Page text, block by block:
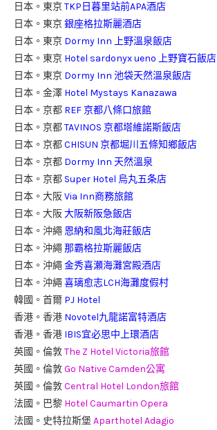
日本。東京TKP日暮里站前APA酒店
日本。東京銀座格拉斯麗酒店
日本。東京 Dormy Inn 上野溫泉飯店
日本。東京 Hotel sardonyx ueno 上野寶石飯店
日本。東京 Dormy Inn 池袋天然溫泉飯店
日本。金澤 Hotel Mystays Kanazawa
日本。京都 REF 京都八條口旅館
日本。京都TAVINOS 京都塔維諾斯飯店
日本。京都CHISUN 京都堀川五條知鄉飯店
日本。京都 Dormy Inn 天然溫泉
日本。京都 Super Hotel 烏丸五条店
日本。大阪Via Inn商務旅館
日本。大阪大阪新阪急飯店
日本。沖繩 恩納和風北海莊飯店
日本。沖繩那霸格拉斯麗飯店
日本。沖繩金秀喜瀬海灘宮殿酒店
日本。沖繩喜璃愈志LCH海灘度假村
韓國。首爾 PJ Hotel
香港。香港 Novotel九龍諾富特酒店
香港。香港 IBIS宜必思中上環酒店
英國。倫敦The Z Hotel Victoria旅館
英國。倫敦Go Native Camden公寓
英國。倫敦Central Hotel London旅館
法國。巴黎 Hotel Caumartin Opera
法國。史特拉斯堡 Aparthotel Adagio